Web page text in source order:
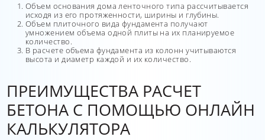
Объем основания дома ленточного типа рассчитывается
исходя из его протяженности, ширины и глубины.
Объем плиточного вида фундамента получают
умножением объема одной плиты на их планируемое
количество.
В расчете объема фундамента из колонн учитываются
высота и диаметр каждой и их количество.
ПРЕИМУЩЕСТВА РАСЧЕТ
БЕТОНА С ПОМОЩЬЮ ОНЛАЙН
КАЛЬКУЛЯТОРА